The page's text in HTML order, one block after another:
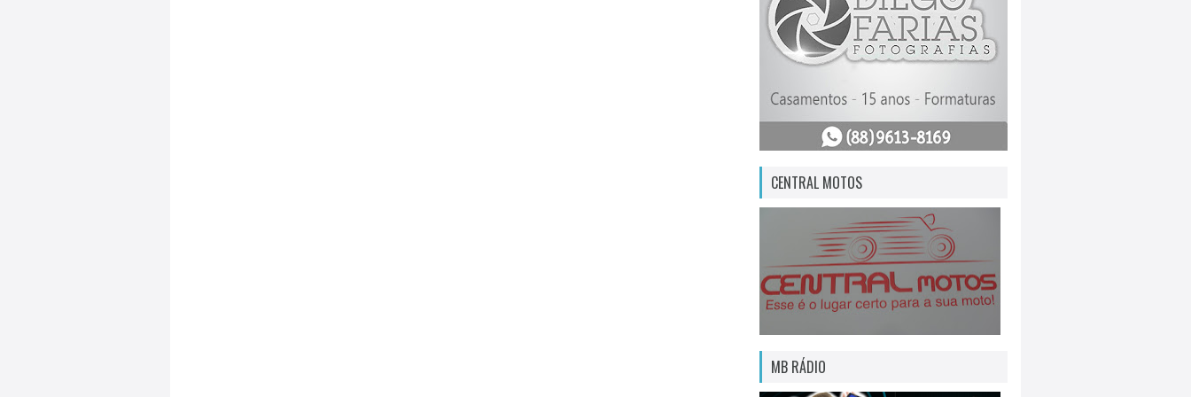
CENTRAL MOTOS
MB RÁDIO